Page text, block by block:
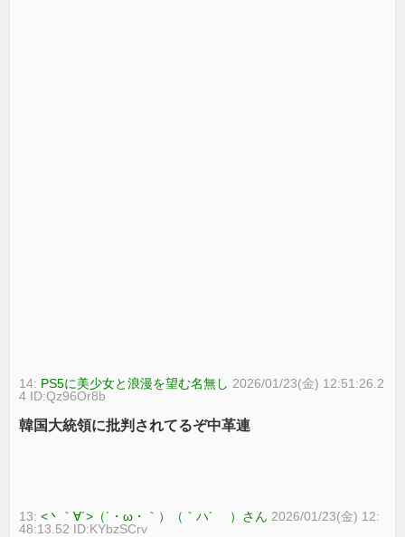
14: PS5に美少女と浪漫を望む名無し 2026/01/23(金) 12:51:26.2
4 ID:Qz96Or8b
韓国大統領に批判されてるぞ中革連
13:<丶｀∀´>（´・ω・｀）（｀ハ´ ）さん 2026/01/23(金) 12:
48:13.52 ID:KYbzSCrv